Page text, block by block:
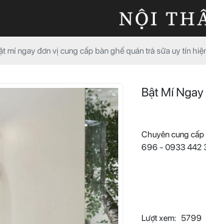
mí ngay đơn vị cung cấp bàn ghế quán trà sữa uy tín
Bật Mí
Chuyên cung
696 - 0933 442
Lượt xem: 5799